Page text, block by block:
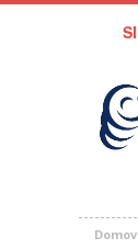
SI
Domov